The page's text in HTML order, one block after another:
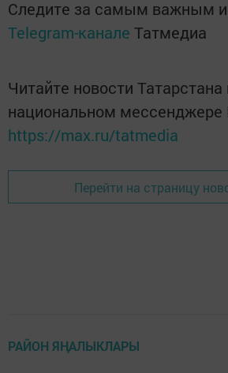
Следите за самым важным
Telegram-канале Татмедиа
Читайте новости Татарстана
национальном мессенджере
https://max.ru/tatmedia
Перейти на страницу
РАЙОН ЯҢАЛЫКЛАРЫ